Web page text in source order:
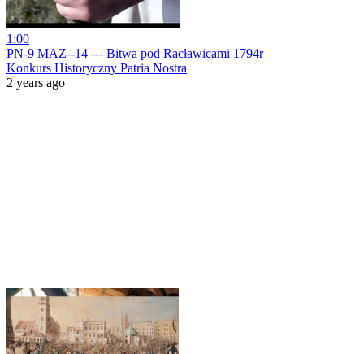
1:00
PN-9 MAZ--14 --- Bitwa pod Racławicami 1794r
Konkurs Historyczny Patria Nostra
2 years ago